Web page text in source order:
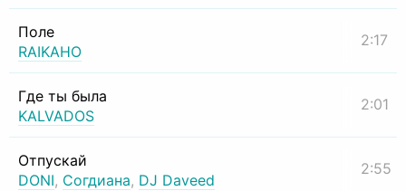
Поле
RAIKAHO
2:17
Где ты была
KALVADOS
2:01
Отпускай
DONI, Согдиана, DJ Daveed
2:55